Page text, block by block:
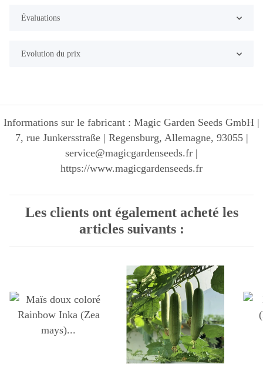
Évaluations
Evolution du prix
Informations sur le fabricant : Magic Garden Seeds GmbH |
7, rue Junkersstraße | Regensburg, Allemagne, 93055 |
service@magicgardenseeds.fr |
https://www.magicgardenseeds.fr
Les clients ont également acheté les
articles suivants :